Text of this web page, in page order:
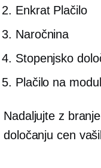
EnkratPlačilo
Naročnina
Stopenjsko
Plačilo na modul
Nadaljujte z
določanju cen